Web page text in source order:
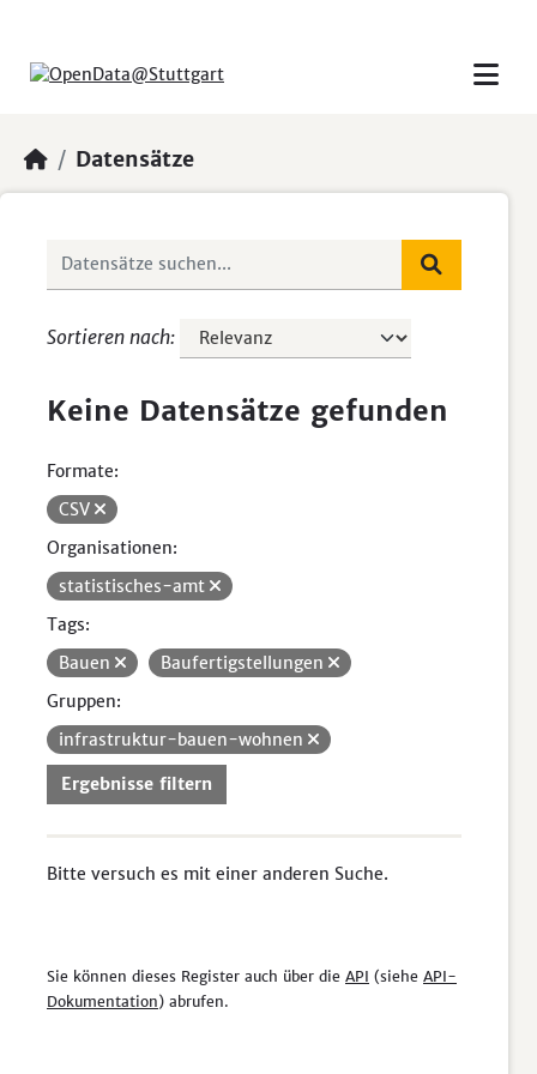
Datensätze
Sortieren nach
Keine Datensätze gefunden
Formate:
CSV
Organisationen:
statistisches-amt
Tags:
Bauen
Baufertigstellungen
Gruppen:
infrastruktur-bauen-wohnen
Ergebnisse filtern
Bitte versuch es mit einer anderen Suche.
Sie können dieses Register auch über die API (siehe API-
Dokumentation) abrufen.